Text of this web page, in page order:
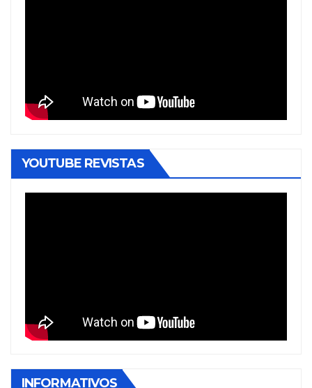
YOUTUBE REVISTAS
INFORMATIVOS